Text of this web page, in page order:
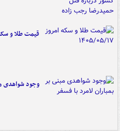
قیمت طلا و سکه امروز
وجود شواهدی